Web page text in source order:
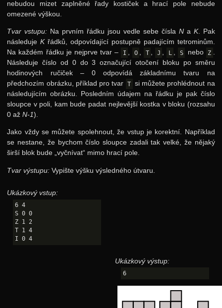
nebudou mizet zaplněné řady kostiček a hrací pole nebude
omezené výškou.
Tvar vstupu: Na prvním řádku jsou vedle sebe čísla Na K. Pak
následujeKřádků, odpovídající postupně padajícím tetrominům.
Na každém řádku je nejprve tvar –
I O T J L S nebo Z
Následuje číslo od 0 do 3 označující otočení bloku po směru
hodinových ručiček – 0 odpovídá základnímu tvaru na
předchozím obrázku, příklad pro tvar T si můžete prohlédnout na
následujícím obrázku. Posledním údajem na řádku je pak číslo
sloupce v poli, kam bude padat nejlevější kostka v bloku (rozsahu
0 ažN-1).
Jako vždy se můžete spolehnout, že vstup je korektní. Například
se nestane, že bychom číslo sloupce zadali tak velké, že nějaký
širší blok bude „vyčnívat“ mimo hrací pole.
Tvar výstupu: Vypište výšku výsledného útvaru.
Ukázkový vstup:
6 4
S 0 0
Z 1 2
T 1 4
I 0 4
Ukázkový výstup:
6